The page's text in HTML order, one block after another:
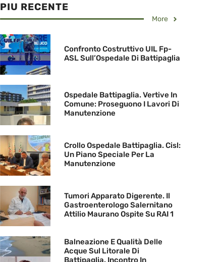
PIU RECENTE
More
Confronto Costruttivo UIL Fp-
ASL Sull’Ospedale Di Battipaglia
Ospedale Battipaglia. Vertive In
Comune: Proseguono I Lavori Di
Manutenzione
Crollo Ospedale Battipaglia. Cisl:
Un Piano Speciale Per La
Manutenzione
Tumori Apparato Digerente. Il
Gastroenterologo Salernitano
Attilio Maurano Ospite Su RAI 1
Balneazione E Qualità Delle
Acque Sul Litorale Di
Battipaglia. Incontro In